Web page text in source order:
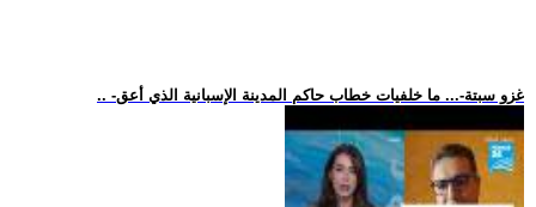
.. -غزو سبتة-... ما خلفيات خطاب حاكم المدينة الإسبانية الذي أعق